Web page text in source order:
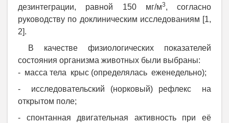
дезинтеграции, равной 150 мг/м3, согласно
руководству по доклиническим исследованиям [1,
2].
В качестве физиологических показателей
состояния организма животных были выбраны:
- масса тела крыс (определялась еженедельно);
- исследовательский (норковый) рефлекс на
открытом поле;
- спонтанная двигательная активность при её